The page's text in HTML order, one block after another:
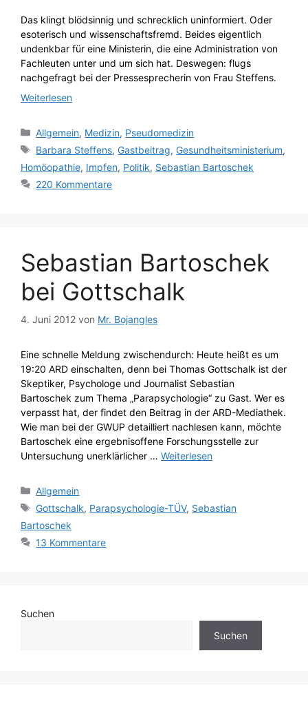
Das klingt blödsinnig und schrecklich uninformiert. Oder
esoterisch und wissenschaftsfremd. Beides eigentlich
undenkbar für eine Ministerin, die eine Administration von
Fachleuten unter und um sich hat. Deswegen: flugs
nachgefragt bei der Pressesprecherin von Frau Steffens.
Weiterlesen
Kategorien
Allgemein, Medizin, Pseudomedizin
Schlagwörter
Barbara Steffens,Gastbeitrag,Gesundheitsministerium,
Homöopathie, Impfen, Politik, Sebastian Bartoschek
220 Kommentare
Sebastian Bartoschek
bei Gottschalk
4. Juni 2012 von Mr. Bojangles
Eine schnelle Meldung zwischendurch: Heute heißt es um
19:20 ARD einschalten, denn bei Thomas Gottschalk ist der
Skeptiker, Psychologe und Journalist Sebastian
Bartoschek zum Thema „Parapsychologie“ zu Gast. Wer es
verpasst hat, der findet den Beitrag in der ARD-Mediathek.
Wie man bei der GWUP detailliert nachlesen kann, möchte
Bartoschek eine ergebnisoffene Forschungsstelle zur
Untersuchung unerklärlicher … Weiterlesen
Kategorien
Allgemein
Schlagwörter
Gottschalk, Parapsychologie-TÜV, Sebastian
Bartoschek
13 Kommentare
Suchen
Suchen